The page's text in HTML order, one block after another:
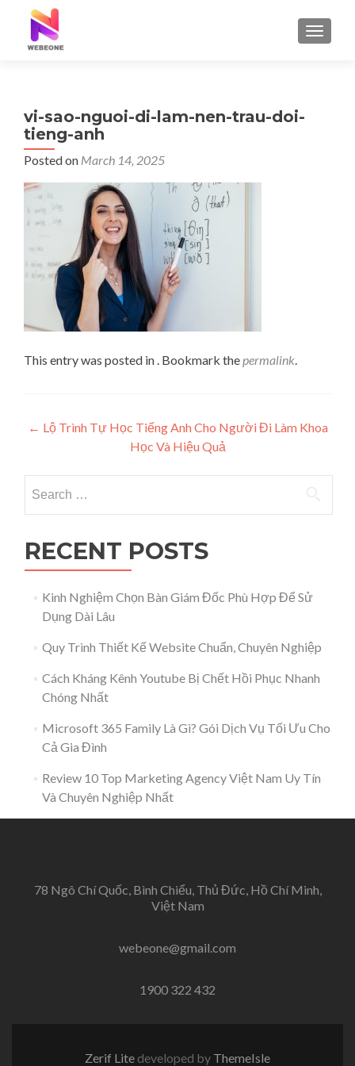
vi-sao-nguoi-di-lam-nen-trau-doi-
tieng-anh
Posted on March 14, 2025
This entry was posted in . Bookmark thepermalink.
Post navigation
← Lộ Trình Tự Học Tiếng Anh Cho Người Đi Làm Khoa
Học Và Hiệu Quả
RECENT POSTS
Kinh Nghiệm Chọn Bàn Giám Đốc Phù Hợp Để Sử
Dụng Dài Lâu
Quy Trình Thiết Kế Website Chuẩn, Chuyên Nghiệp
Cách Kháng Kênh Youtube Bị Chết Hồi Phục Nhanh
Chóng Nhất
Microsoft 365 Family Là Gì? Gói Dịch Vụ Tối Ưu Cho
Cả Gia Đình
Review 10 Top Marketing Agency Việt Nam Uy Tín
Và Chuyên Nghiệp Nhất
78 Ngô Chí Quốc, Bình Chiểu, Thủ Đức, Hồ Chí Minh,
Việt Nam
webeone@gmail.com
1900 322 432
Zerif Lite developed by ThemeIsle